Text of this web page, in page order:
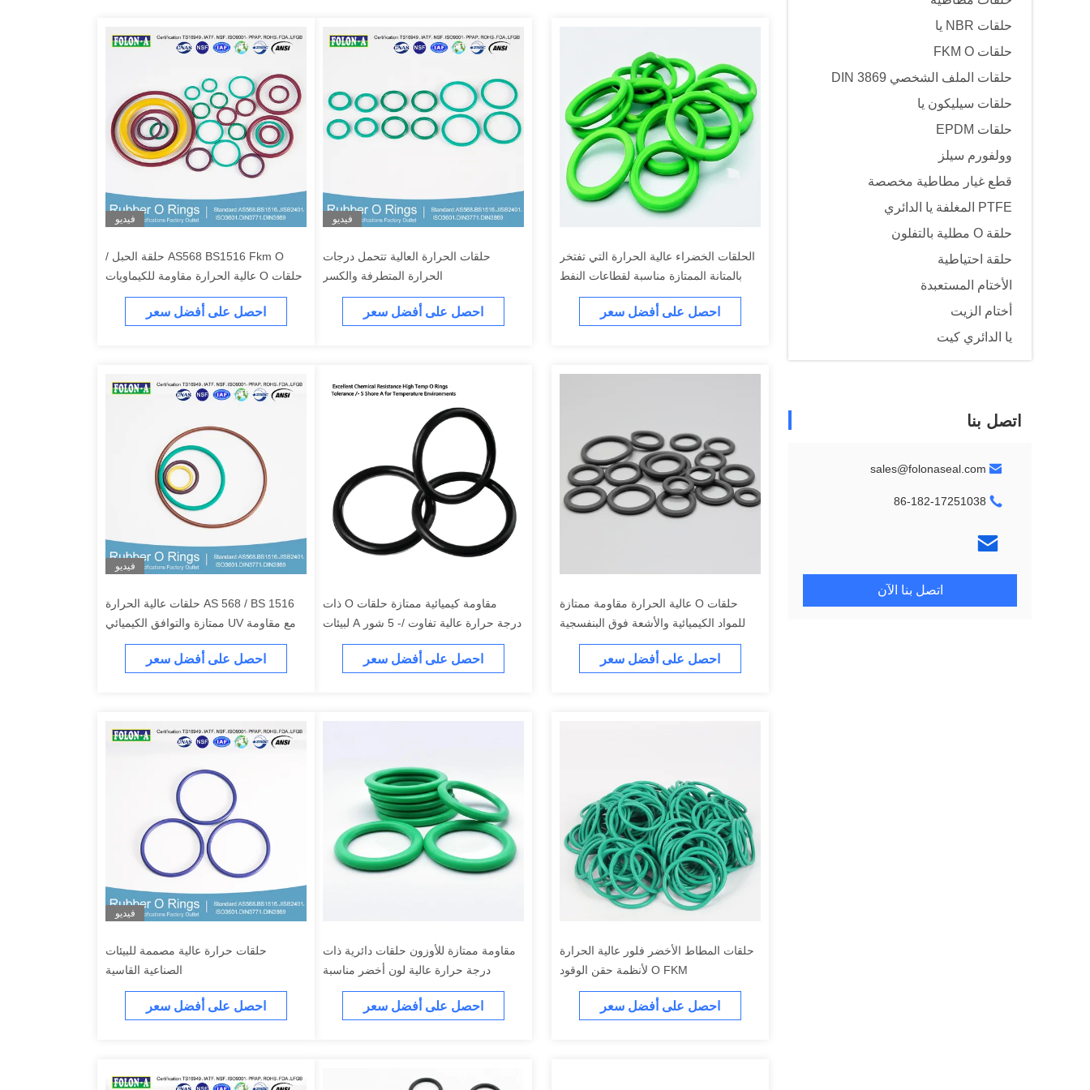
حلقات NBR يا
حلقات FKM O
حلقات الملف الشخصي DIN 3869
حلقات سيليكون يا
حلقات EPDM
وولفورم سيلز
قطع غيار مطاطية مخصصة
PTFE المغلفة يا الدائري
حلقة O مطلية بالتفلون
حلقة احتياطية
الأختام المستعبدة
أختام الزيت
يا الدائري كيت
اتصل بنا
sales@folonaseal.com
86-182-17251038
اتصل بنا الآن
الحلقات الخضراء عالية الحرارة التي تفتخر
بالمتانة الممتازة مناسبة لقطاعات النفط
والغاز والطاقة التي تتطلب مكونات مقاومة
احصل على أفضل سعر
فيديو
حلقات الحرارة العالية تتحمل درجات
الحرارة المتطرفة والكسر
احصل على أفضل سعر
فيديو
AS568 BS1516 Fkm O حلقة الحبل /
حلقات O عالية الحرارة مقاومة للكيماويات
مع متانة متفوقة
احصل على أفضل سعر
حلقات O عالية الحرارة مقاومة ممتازة
للمواد الكيميائية والأشعة فوق البنفسجية
لبيئات درجات الحرارة المرتفعة
احصل على أفضل سعر
مقاومة كيميائية ممتازة حلقات O ذات
درجة حرارة عالية تفاوت /- 5 شور A لبيئات
درجات الحرارة
احصل على أفضل سعر
فيديو
AS 568 / BS 1516 حلقات عالية الحرارة
مع مقاومة UV ممتازة والتوافق الكيميائي
احصل على أفضل سعر
حلقات المطاط الأخضر فلور عالية الحرارة
O FKM لأنظمة حقن الوقود
احصل على أفضل سعر
مقاومة ممتازة للأوزون حلقات دائرية ذات
درجة حرارة عالية لون أخضر مناسبة
لظروف درجات الحرارة القصوى والإحكام
في الأنظمة الميكانيكية
احصل على أفضل سعر
فيديو
حلقات حرارة عالية مصممة للبيئات
الصناعية القاسية
احصل على أفضل سعر